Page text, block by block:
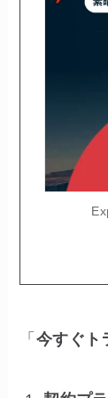
「 今すぐト